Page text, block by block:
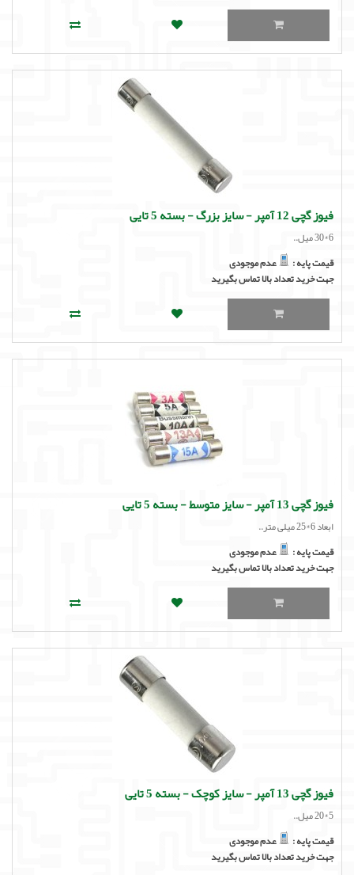
فیوز گچی 12 آمپر - سایز بزرگ - بسته 5 تایی
6*30 میل..
قیمت پایه :
عدم موجودی
جهت خرید تعداد بالا تماس بگیرید
فیوز گچی 13 آمپر - سایز متوسط - بسته 5 تایی
ابعاد 6*25 میلی متر..
قیمت پایه :
عدم موجودی
جهت خرید تعداد بالا تماس بگیرید
فیوز گچی 13 آمپر - سایز کوچک - بسته 5 تایی
5*20 میل..
قیمت پایه :
عدم موجودی
جهت خرید تعداد بالا تماس بگیرید